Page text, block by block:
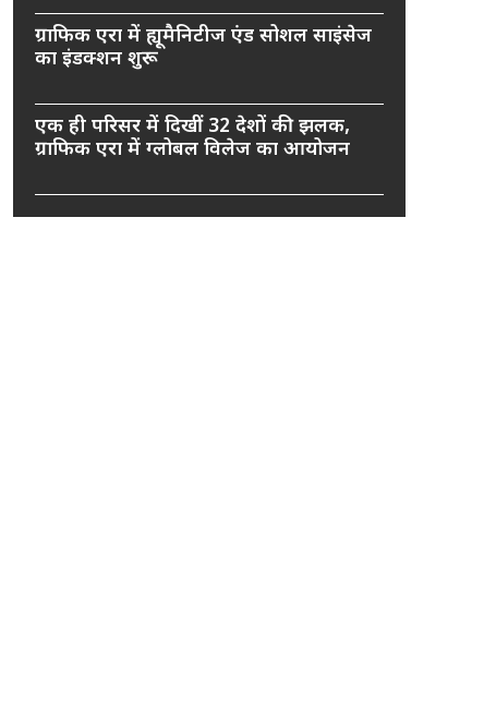
ग्राफिक एरा में ह्यूमैनिटीज एंड सोशल साइंसेज
का इंडक्शन शुरू
एक ही परिसर में दिखीं 32 देशों की झलक,
ग्राफिक एरा में ग्लोबल विलेज का आयोजन